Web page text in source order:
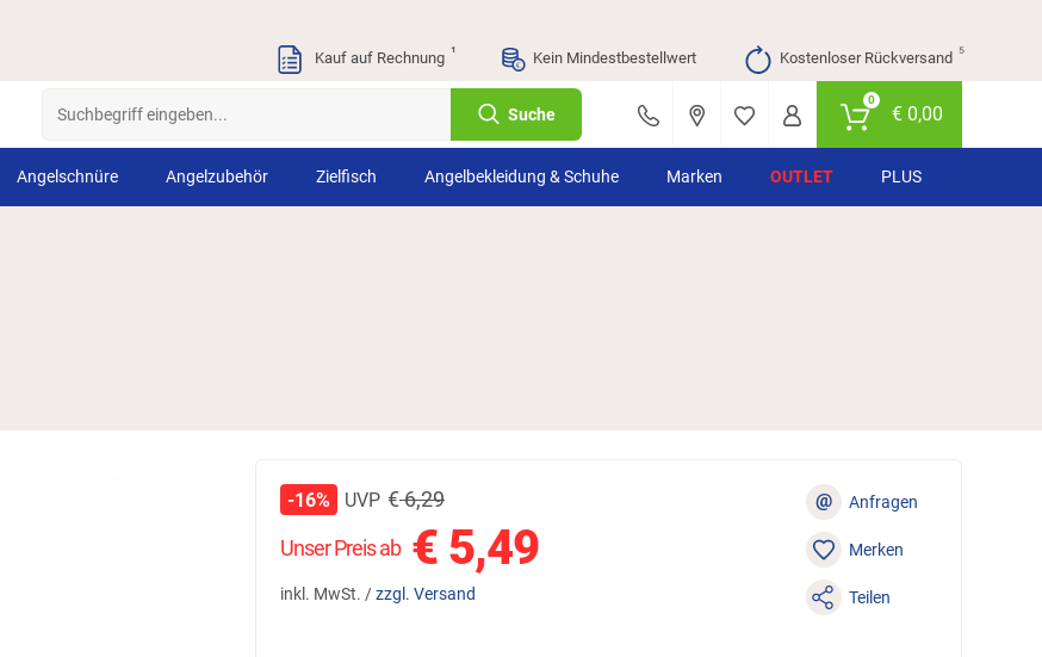
Kauf auf Rechnung ¹ Kein Mindestbestellwert Kostenloser Rückversand ⁵
Suche
0
€0,00
Angelschnüre Angelzubehör Zielfisch Angelbekleidung & Schuhe Marken OUTLET PLUS
Unser Preis ab € 5,49
inkl. MwSt. /zzgl. Versand
-16% UVP €6,29 Anfragen
@
Merken
Teilen